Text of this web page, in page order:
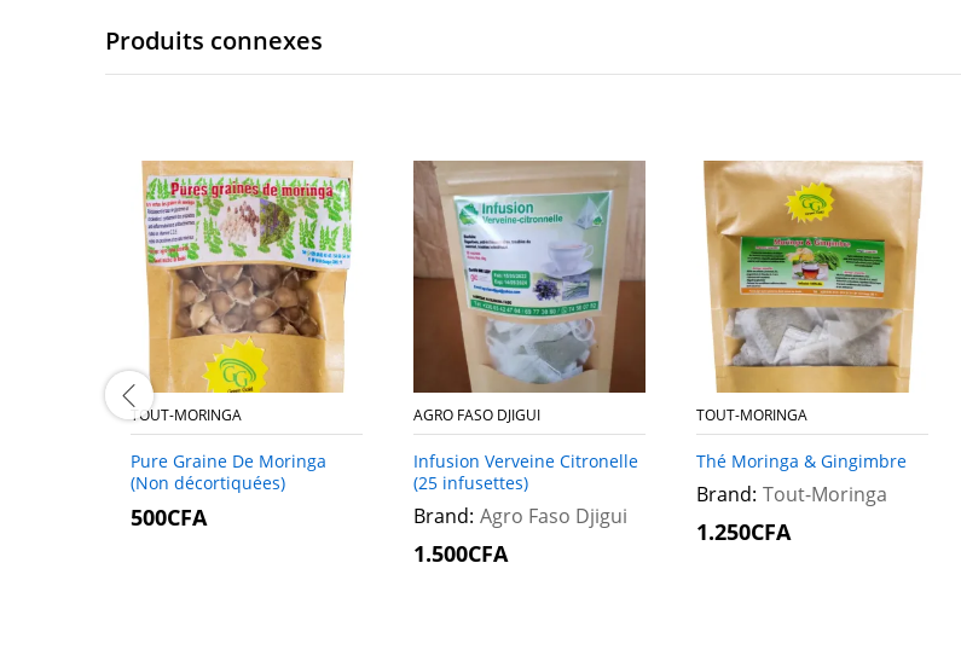
Produits connexes
TOUT-MORINGA
Pure Graine De Moringa
(Non décortiquées)
500CFA
500CFA
AGRO FASO DJIGUI
Infusion Verveine Citronelle
(25 infusettes)
Brand: Agro Faso Djigui
1.500CFA
1.500CFA
TOUT-MORINGA
Thé Moringa & Gingimbre
Brand: Tout-Moringa
1.250CFA
1.250CFA